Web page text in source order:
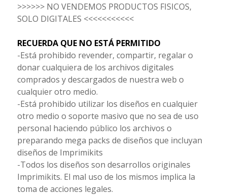
>>>>>> NO VENDEMOS PRODUCTOS FISICOS,
SOLO DIGITALES <<<<<<<<<<<
RECUERDA QUE NO ESTÁ PERMITIDO
-Está prohibido revender, compartir, regalar o
donar cualquiera de los archivos digitales
comprados y descargados de nuestra web o
cualquier otro medio.
-Está prohibido utilizar los diseños en cualquier
otro medio o soporte masivo que no sea de uso
personal haciendo público los archivos o
preparando mega packs de diseños que incluyan
diseños de Imprimikits
-Todos los diseños son desarrollos originales
Imprimikits. El mal uso de los mismos implica la
toma de acciones legales.